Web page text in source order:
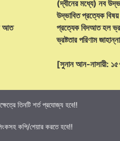
আত
(দ্বীনের মধ্যে) নব
উদ্ভাবিত প্রত্যেক
প্রত্যেক বিদআত হল
ভ্রষ্টতার পরিণাম
[সুনান আন-নাসায়ী:
তিনটি শর্ত প্রযোজ্য হবে!!
কপি/শেয়ার করতে হবে!!